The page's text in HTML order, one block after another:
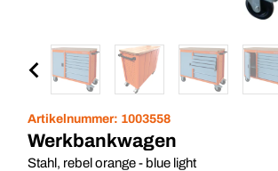
Artikelnummer: 1003558
Werkbankwagen
Stahl, rebel orange - blue light